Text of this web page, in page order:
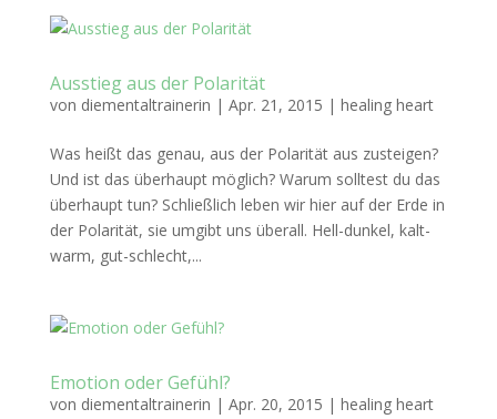
Ausstieg aus der Polarität
von diementaltrainerin | Apr. 21, 2015 | healing heart
Was heißt das genau, aus der Polarität aus zusteigen?
Und ist das überhaupt möglich? Warum solltest du das
überhaupt tun? Schließlich leben wir hier auf der Erde in
der Polarität, sie umgibt uns überall. Hell-dunkel, kalt-
warm, gut-schlecht,...
Emotion oder Gefühl?
von diementaltrainerin | Apr. 20, 2015 | healing heart